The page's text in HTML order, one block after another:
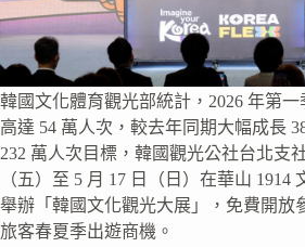
韓國文化體育觀光部統計，2026 年第
高達 54 萬人次，較去年同期大幅成長
232 萬人次目標，韓國觀光公社台北支
（五）至 5 月 17 日（日）在華山 1914
舉辦「韓國文化觀光大展」，免費開放
旅客春夏季出遊商機。